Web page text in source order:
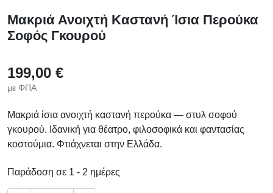
Μακριά Ανοιχτή Καστανή Ίσια Περούκα
Σοφός Γκουρού
199,00 €
με ΦΠΑ
Μακριά ίσια ανοιχτή καστανή περούκα — στυλ σοφού
γκουρού. Ιδανική για θέατρο, φιλοσοφικά και φαντασίας
κοστούμια. Φτιάχνεται στην Ελλάδα.
Παράδοση σε 1 - 2 ημέρες